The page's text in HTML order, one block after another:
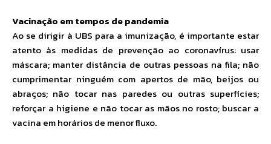
Vacinação em tempos de pandemia
Ao se dirigir à UBS para a imunização, é importante estar
atento às medidas de prevenção ao coronavírus: usar
máscara; manter distância de outras pessoas na fila; não
cumprimentar ninguém com apertos de mão, beijos ou
abraços; não tocar nas paredes ou outras superfícies;
reforçar a higiene e não tocar as mãos no rosto; buscar a
vacina em horários de menor fluxo.